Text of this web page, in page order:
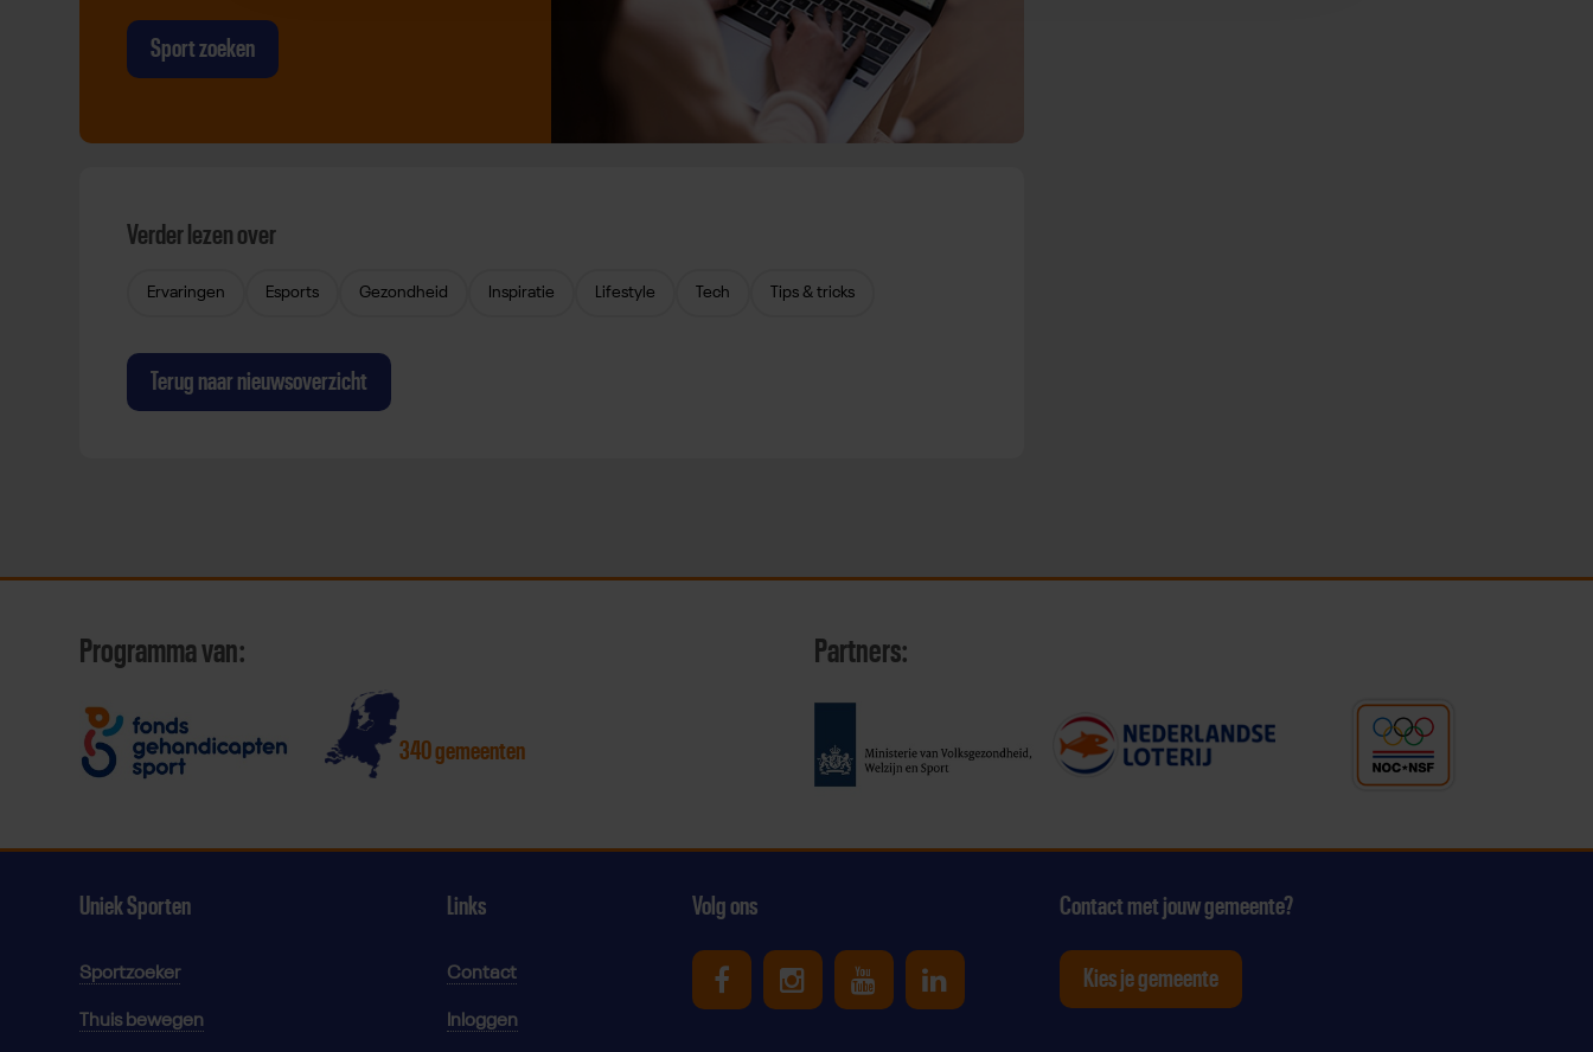
Sport zoeken
Verder lezen over
Ervaringen Esports Gezondheid Inspiratie Lifestyle Tech Tips & tricks
Terug naar nieuwsoverzicht
Programma van:
340 gemeenten
Partners:
Uniek Sporten
Sportzoeker
Thuis bewegen
Links
Contact
Inloggen
Volg ons
Uniek Sporten op Facebook
Uniek Sporten op Instagram
Uniek Sporten op Youtube
Uniek Sporten op Linkedin
Contact met jouw gemeente?
Kies je gemeente